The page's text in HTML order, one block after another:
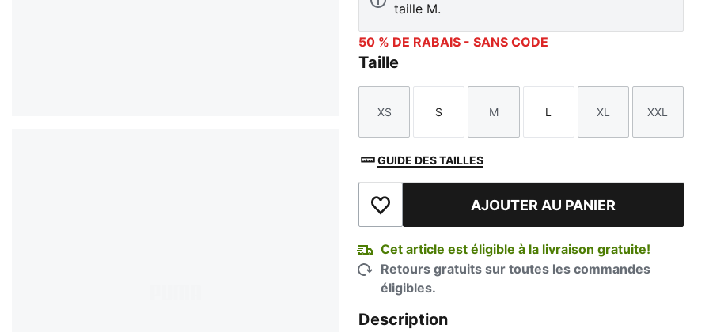
taille M.
50 % DE RABAIS - SANS CODE
Taille
Taille
XS
Taille
S
Taille
M
Taille
L
Taille
XL
Taille
XXL
GUIDE DES TAILLES
Ajouter à la liste de souhaits
AJOUTER AU PANIER
Cet article est éligible à la livraison gratuite!
Retours gratuits sur toutes les commandes
éligibles.
Description